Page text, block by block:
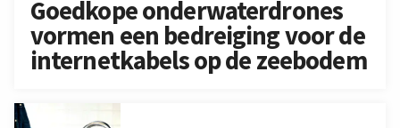
Goedkope onderwaterdrones
vormen een bedreiging voor de
internetkabels op de zeebodem